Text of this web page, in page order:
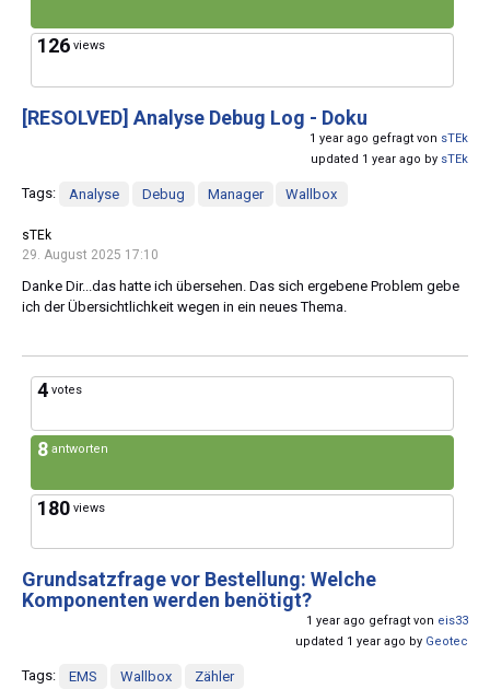
126 views
[RESOLVED] Analyse Debug Log - Doku
1 year ago gefragt von sTEk
updated 1 year ago by sTEk
Tags: Analyse Debug Manager Wallbox
sTEk
29. August 2025 17:10
Danke Dir...das hatte ich übersehen. Das sich ergebene Problem gebe
ich der Übersichtlichkeit wegen in ein neues Thema.
4 votes
8 antworten
180 views
Grundsatzfrage vor Bestellung: Welche
Komponenten werden benötigt?
1 year ago gefragt von eis33
updated 1 year ago by Geotec
Tags: EMS Wallbox Zähler